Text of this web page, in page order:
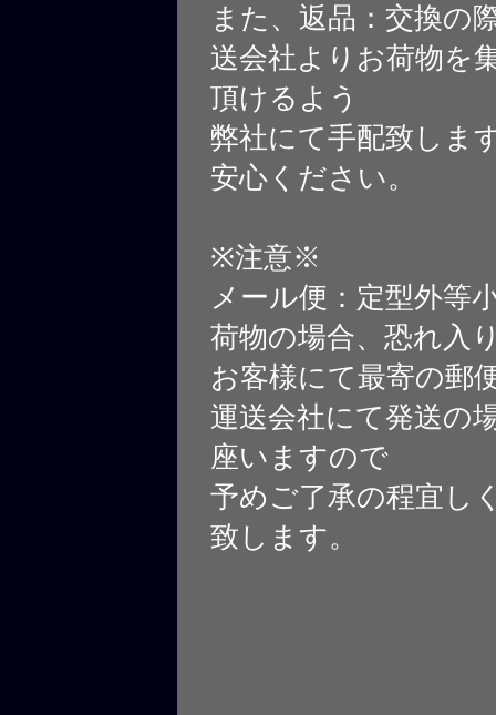
また、返品：交換の
送会社よりお荷物を
頂けるよう
弊社にて手配致しま
安心ください。
※注意※
メール便：定型外等
荷物の場合、恐れ入
お客様にて最寄の郵
運送会社にて発送の
座いますので
予めご了承の程宜し
致します。